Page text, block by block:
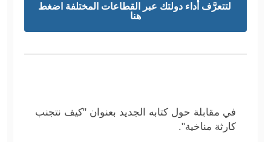
لتتعرَّف أداء دولتك عبر القطاعات المختلفة اضغط
هنا
في مقابلة حول كتابه الجديد بعنوان "كيف نتجنب
كارثة مناخية".